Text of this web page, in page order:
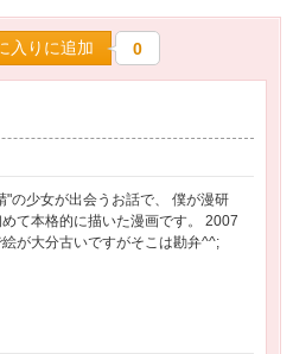
入りに追加 0
"の少女が出会うお話で、 僕が漫研
て本格的に描いた漫画です。 2007
が大分古いですがそこは勘弁^^;